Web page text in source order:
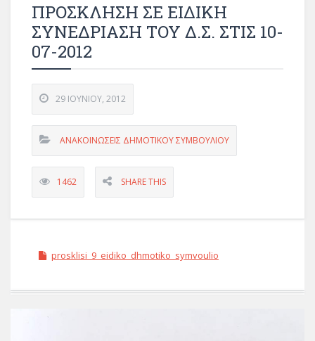
ΠΡΟΣΚΛΗΣΗ ΣΕ ΕΙΔΙΚΗ
ΣΥΝΕΔΡΙΑΣΗ ΤΟΥ Δ.Σ. ΣΤΙΣ 10-
07-2012
29 ΙΟΥΝΊΟΥ, 2012
ΑΝΑΚΟΙΝΩΣΕΙΣ ΔΗΜΟΤΙΚΟΥ ΣΥΜΒΟΥΛΙΟΥ
1462 SHARE THIS
prosklisi_9_eidiko_dhmotiko_symvoulio